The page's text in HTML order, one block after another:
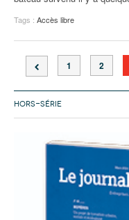
Tags : Accès libre
1 2
HORS-SÉRIE